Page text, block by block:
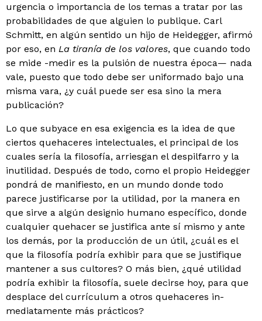
urgencia o importancia de los temas a tratar por las
probabilidades de que alguien lo publique. Carl
Schmitt, en algún sentido un hijo de Heidegger, afirmó
por eso, en La tiranía de los valores, que cuando todo
se mide -medir es la pulsión de nuestra época— nada
vale, puesto que todo debe ser uniformado bajo una
misma vara, ¿y cuál puede ser esa sino la mera
publicación?
Lo que subyace en esa exigencia es la idea de que
ciertos quehaceres intelectuales, el principal de los
cuales sería la filosofía, arriesgan el despilfarro y la
inutilidad. Después de todo, como el propio Heidegger
pondrá de manifiesto, en un mundo donde todo
parece justificarse por la utilidad, por la manera en
que sirve a algún desig­nio humano específico, donde
cualquier quehacer se jus­tifica ante sí mismo y ante
los demás, por la producción de un útil, ¿cuál es el
que la filosofía podría exhibir para que se justifique
mantener a sus cultores? O más bien, ¿qué utilidad
podría exhibir la filosofía, suele decirse hoy, para que
desplace del currículum a otros quehaceres in­
mediatamente más prácticos?